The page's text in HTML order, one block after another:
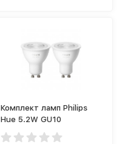
Комплект ламп Philips
Hue 5.2W GU10